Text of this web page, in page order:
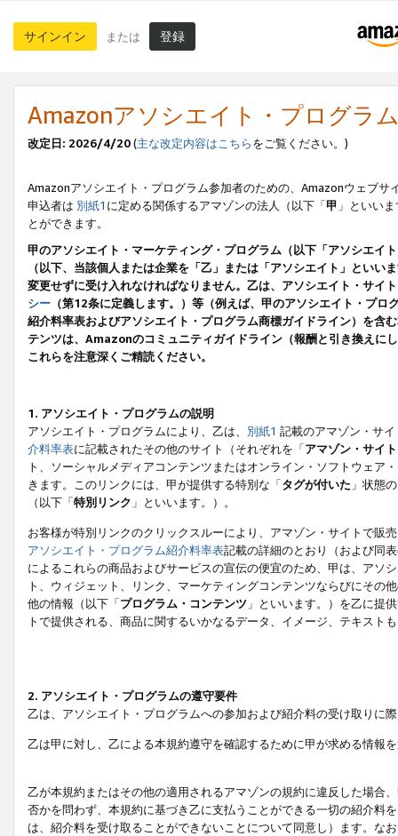
サインイン または 登録
Amazonアソシエイト・プログラ
改定日: 2026/4/20(主な改定内容はこちらをご覧ください。)
Amazonアソシエイト・プログラム参加者のための、Amazonウェブサ
申込者は 別紙1 に定める関係するアマゾンの法人（以下「甲 」といい
とができます。
甲のアソシエイト・マーケティング・プログラム（以下「アソシエイ
（以下、当該個人または企業を「乙」または「アソシエイト」とい
変更せずに受け入れなければなりません。乙は、アソシエイト・サイ
シー （第12条に定義します。）等（例えば、甲のアソシエイト・プ
紹介料率表およびアソシエイト・プログラム商標ガイドライン）を
テンツは、Amazonのコミュニティガイドライン（報酬と引き換えに
これらを注意深くご精読ください。
1. アソシエイト・プログラムの説明
アソシエイト・プログラムにより、乙は、 別紙1 記載のアマゾン・サ
介料率表に記載されたその他のサイト（それぞれを「アマゾン・サイト
ト、ソーシャルメディアコンテンツまたはオンライン・ソフトウェア
きます。このリンクには、甲が提供する特別な「タグが付いた 」状態
（以下「特別リンク 」といいます。）。
お客様が特別リンクのクリックスルーにより、アマゾン・サイトで販
アソシエイト・プログラム紹介料率表記載の詳細のとおり（および同
によるこれらの商品およびサービスの宣伝の便宜のため、甲は、アソ
ト、ウィジェット、リンク、マーケティングコンテンツならびにその
他の情報（以下「プログラム・コンテンツ 」といいます。）を乙に提
トで提供される、商品に関するいかなるデータ、イメージ、テキス
2. アソシエイト・プログラムの遵守要件
乙は、アソシエイト・プログラムへの参加および紹介料の受け取りに
乙は甲に対し、乙による本規約遵守を確認するために甲が求める情報
乙が本規約またはその他の適用されるアマゾンの規約に違反した場合
否かを問わず、本規約に基づき乙に支払うことができる一切の紹介料
は、紹介料を受け取ることができないことについて同意し）ます。な